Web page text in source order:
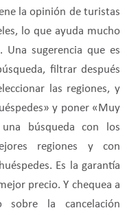
la opinión de turistas
lo que ayuda mucho
sugerencia que es
filtrar después
las regiones, y
y poner «Muy
búsqueda con los
regiones y con
Es la garantía
precio. Y chequea a
sobre la cancelación